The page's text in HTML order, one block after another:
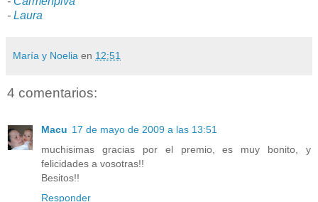
- Laura
María y Noelia en 12:51
4 comentarios:
Macu 17 de mayo de 2009 a las 13:51
muchisimas gracias por el premio, es muy bonito, y
felicidades a vosotras!!
Besitos!!
Responder